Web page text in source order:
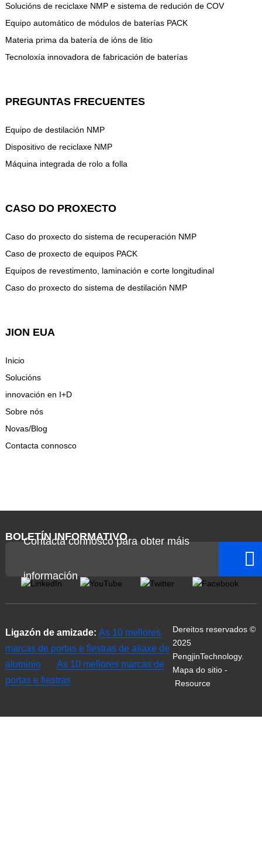
Solucións de reciclaxe NMP e sistema de redución de COV
Equipo automático de módulos de baterías PACK
Materia prima da batería de ións de litio
Tecnoloxía innovadora de fabricación de baterías
PREGUNTAS FRECUENTES
Equipo de destilación NMP
Dispositivo de reciclaxe NMP
Máquina integrada de rolo a folla
CASO DO PROXECTO
Caso do proxecto do sistema de recuperación NMP
Caso de proxecto de equipos PACK
Equipos de revestimento, laminación e corte longitudinal
Caso do proxecto do sistema de destilación NMP
JION EUA
Inicio
Solucións
innovación en I+D
Sobre nós
Novas/Blog
Contacta connosco
BOLETÍN INFORMATIVO
Contacta connosco para obter máis
información
Ligazón de amizade: As 10 mellores
marcas de portas e fiestras de aliaxe de
aluminio
As 10 mellores marcas de
portas e fiestras
Dereitos reservados ©
2025
PengjinTechnology.
Mapa do sitio-
Resource